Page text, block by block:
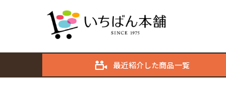
最近紹介した商品一覧